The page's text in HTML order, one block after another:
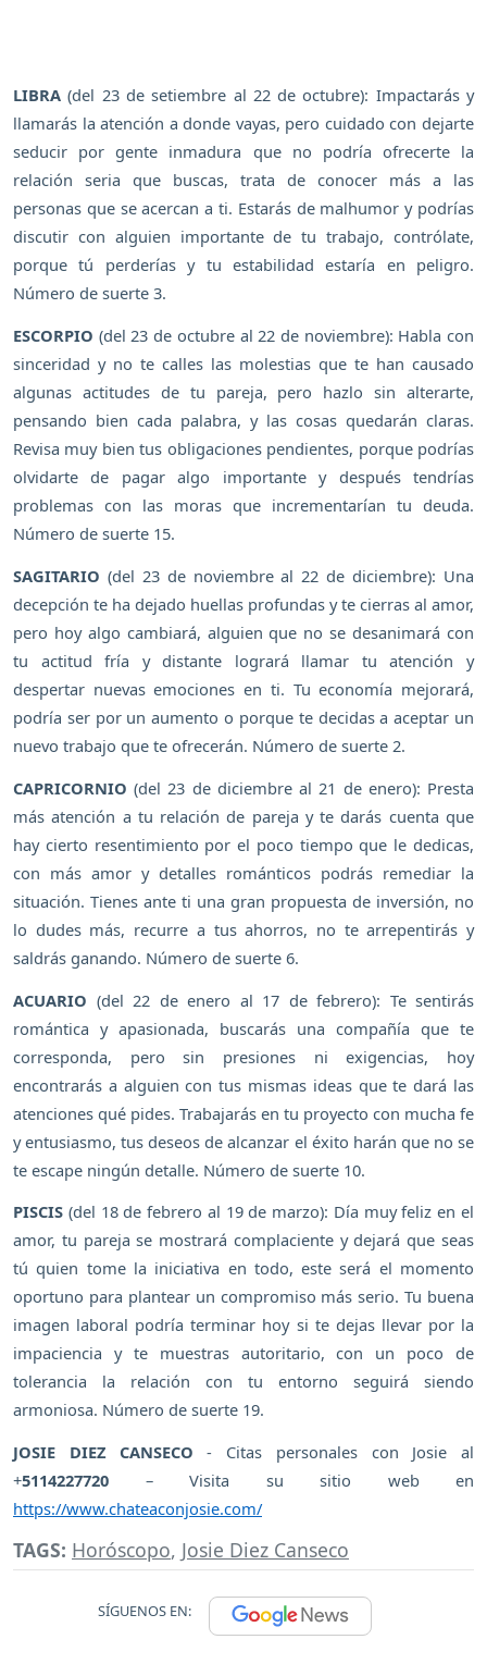
LIBRA (del 23 de setiembre al 22 de octubre): Impactarás y
llamarás la atención a donde vayas, pero cuidado con dejarte
seducir por gente inmadura que no podría ofrecerte la
relación seria que buscas, trata de conocer más a las
personas que se acercan a ti. Estarás de malhumor y podrías
discutir con alguien importante de tu trabajo, contrólate,
porque tú perderías y tu estabilidad estaría en peligro.
Número de suerte 3.
ESCORPIO (del 23 de octubre al 22 de noviembre): Habla con
sinceridad y no te calles las molestias que te han causado
algunas actitudes de tu pareja, pero hazlo sin alterarte,
pensando bien cada palabra, y las cosas quedarán claras.
Revisa muy bien tus obligaciones pendientes, porque podrías
olvidarte de pagar algo importante y después tendrías
problemas con las moras que incrementarían tu deuda.
Número de suerte 15.
SAGITARIO (del 23 de noviembre al 22 de diciembre): Una
decepción te ha dejado huellas profundas y te cierras al amor,
pero hoy algo cambiará, alguien que no se desanimará con
tu actitud fría y distante logrará llamar tu atención y
despertar nuevas emociones en ti. Tu economía mejorará,
podría ser por un aumento o porque te decidas a aceptar un
nuevo trabajo que te ofrecerán. Número de suerte 2.
CAPRICORNIO (del 23 de diciembre al 21 de enero): Presta
más atención a tu relación de pareja y te darás cuenta que
hay cierto resentimiento por el poco tiempo que le dedicas,
con más amor y detalles románticos podrás remediar la
situación. Tienes ante ti una gran propuesta de inversión, no
lo dudes más, recurre a tus ahorros, no te arrepentirás y
saldrás ganando. Número de suerte 6.
ACUARIO (del 22 de enero al 17 de febrero): Te sentirás
romántica y apasionada, buscarás una compañía que te
corresponda, pero sin presiones ni exigencias, hoy
encontrarás a alguien con tus mismas ideas que te dará las
atenciones qué pides. Trabajarás en tu proyecto con mucha fe
y entusiasmo, tus deseos de alcanzar el éxito harán que no se
te escape ningún detalle. Número de suerte 10.
PISCIS (del 18 de febrero al 19 de marzo): Día muy feliz en el
amor, tu pareja se mostrará complaciente y dejará que seas
tú quien tome la iniciativa en todo, este será el momento
oportuno para plantear un compromiso más serio. Tu buena
imagen laboral podría terminar hoy si te dejas llevar por la
impaciencia y te muestras autoritario, con un poco de
tolerancia la relación con tu entorno seguirá siendo
armoniosa. Número de suerte 19.
JOSIE DIEZ CANSECO - Citas personales con Josie al
+5114227720 – Visita su sitio web en
https://www.chateaconjosie.com/
TAGS: Horóscopo, Josie Diez Canseco
SÍGUENOS EN: